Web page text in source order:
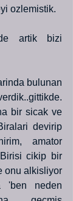
ozlemistik.
artik bizi
bulunan
bir sicak ve
devirip
amator
cikip bir
onu alkisliyor
neden